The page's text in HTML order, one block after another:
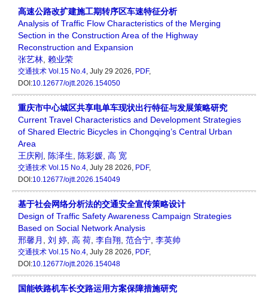
高速公路改扩建施工期转序区车速特征分析
Analysis of Traffic Flow Characteristics of the Merging
Section in the Construction Area of the Highway
Reconstruction and Expansion
张艺林, 赖业荣
交通技术 Vol.15 No.4, July 29 2026, PDF,
DOI:10.12677/ojtt.2026.154050
重庆市中心城区共享电单车现状出行特征与发展策略研究
Current Travel Characteristics and Development Strategies
of Shared Electric Bicycles in Chongqing’s Central Urban
Area
王庆刚 , 陈泽生, 陈彩媛, 高 宽
交通技术 Vol.15 No.4, July 28 2026, PDF,
DOI:10.12677/ojtt.2026.154049
基于社会网络分析法的交通安全宣传策略设计
Design of Traffic Safety Awareness Campaign Strategies
Based on Social Network Analysis
邢馨月 , 刘 婷, 高 荷, 李自翔, 范合宁, 李英帅
交通技术 Vol.15 No.4, July 28 2026, PDF,
DOI:10.12677/ojtt.2026.154048
国能铁路机车长交路运用方案保障措施研究